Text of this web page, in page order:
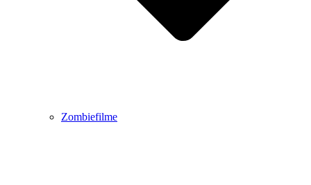
Zombiefilme